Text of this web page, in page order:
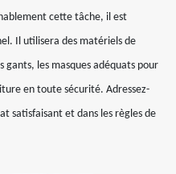
cette tâche, il est
Il utilisera des matériels de
les masques adéquats pour
en toute sécurité. Adressez-
satisfaisant et dans les règles de